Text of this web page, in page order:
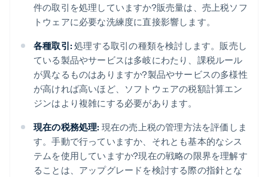
件の取引を処理していますか?販売量は、売上税ソフ
トウェアに必要な洗練度に直接影響します。
各種取引: 処理する取引の種類を検討します。販売し
ている製品やサービスは多岐にわたり、課税ルール
が異なるものはありますか?製品やサービスの多様性
が高ければ高いほど、ソフトウェアの税額計算エン
ジンはより複雑にする必要があります。
現在の税務処理: 現在の売上税の管理方法を評価しま
す。手動で行っていますか、それとも基本的なシス
テムを使用していますか?現在の戦略の限界を理解す
ることは、アップグレードを検討する際の指針とな